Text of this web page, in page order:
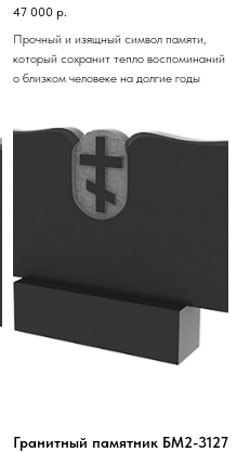
47 000 р.
Прочный и изящный символ памяти,
который сохранит тепло воспоминаний
о близком человеке на долгие годы
Гранитный памятник БМ2-3127